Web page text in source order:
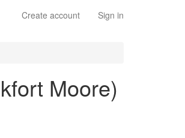
Create account Sign in
Moore)